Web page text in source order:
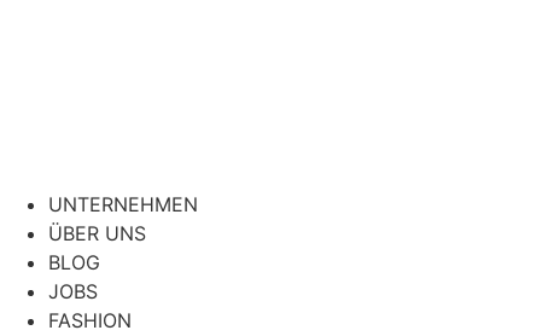
UNTERNEHMEN
ÜBER UNS
BLOG
JOBS
FASHION